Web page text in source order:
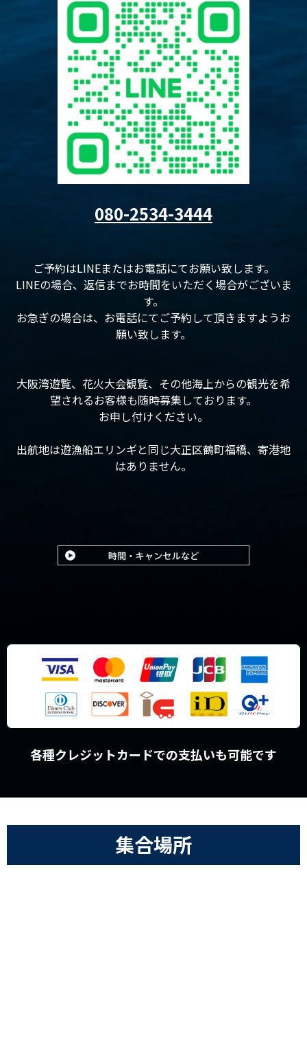
080-2534-3444
ご予約はLINEまたはお電話にてお願い致します。
LINEの場合、返信までお時間をいただく場合がございま
す。
お急ぎの場合は、お電話にてご予約して頂きますようお
願い致します。
大阪湾遊覧、花火大会観覧、その他海上からの観光を希
望されるお客様も随時募集しております。
お申し付けください。
出航地は遊漁船エリンギと同じ大正区鶴町福橋、寄港地
はありません。
各種クレジットカードでの支払いも可能です
集合場所